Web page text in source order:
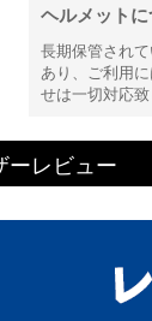
ヘルメット
長期保管され
あり、ご利用
せは一切対応致
ーレビュー